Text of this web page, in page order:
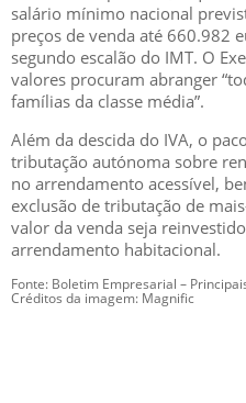
salário mínimo nacional
preços de venda até 660.982
segundo escalão do IMT. O
valores procuram abranger
famílias da classe média”.
Além da descida do IVA, o
tributação autónoma sobre
no arrendamento acessível,
exclusão de tributação de
valor da venda seja
arrendamento habitacional.
Fonte: Boletim Empresarial –
Créditos da imagem: Magnific